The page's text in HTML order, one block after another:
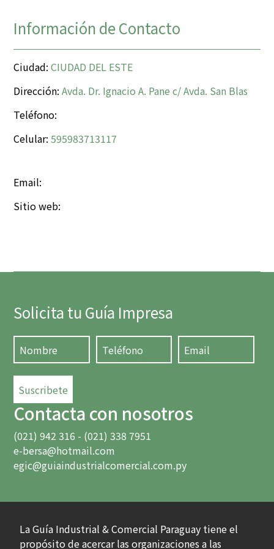
Información de Contacto
Ciudad: CIUDAD DEL ESTE
Dirección: Avda. Dr. Ignacio A. Pane c/ Avda. San Blas
Teléfono:
Celular: 595983713117
Email:
Sitio web:
Solicita tu Guía Impresa
Suscribete
Contacta con nosotros
(021) 942 316 - (021) 338 7951
e-bersa@hotmail.com
egic@guiaindustrialcomercial.com.py
La Guía Industrial & Comercial Paraguay tiene el
propósito de acercar las organizaciones a las